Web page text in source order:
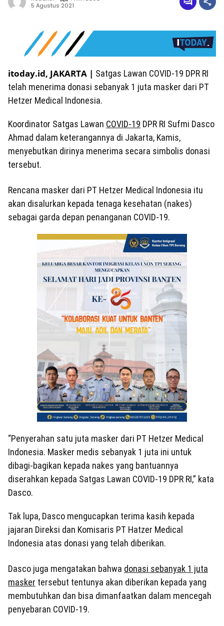
5 Agustus 2021
itoday.id, JAKARTA | Satgas Lawan COVID-19 DPR RI
telah menerima donasi sebanyak 1 juta masker dari PT
Hetzer Medical Indonesia.
Koordinator Satgas Lawan COVID-19 DPR RI Sufmi Dasco
Ahmad dalam keterangannya di Jakarta, Kamis,
menyebutkan dirinya menerima secara simbolis donasi
tersebut.
Rencana masker dari PT Hetzer Medical Indonesia itu
akan disalurkan kepada tenaga kesehatan (nakes)
sebagai garda depan penanganan COVID-19.
“Penyerahan satu juta masker dari PT Hetzer Medical
Indonesia. Masker medis sebanyak 1 juta ini untuk
dibagi-bagikan kepada nakes yang bantuannya
diserahkan kepada Satgas Lawan COVID-19 DPR RI,” kata
Dasco.
Tak lupa, Dasco mengucapkan terima kasih kepada
jajaran Direksi dan Komisaris PT Hatzer Medical
Indonesia atas donasi yang telah diberikan.
Dasco juga mengatakan bahwa donasi sebanyak 1 juta
masker tersebut tentunya akan diberikan kepada yang
membutuhkan dan bisa dimanfaatkan dalam mencegah
penyebaran COVID-19.